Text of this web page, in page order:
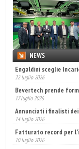
NEWS
Engaldini sceglie
22 luglio 2026
Bevertech prende
17 luglio 2026
Annunciati i finalisti dei
14 luglio 2026
Fatturato record per
10 luglio 2026